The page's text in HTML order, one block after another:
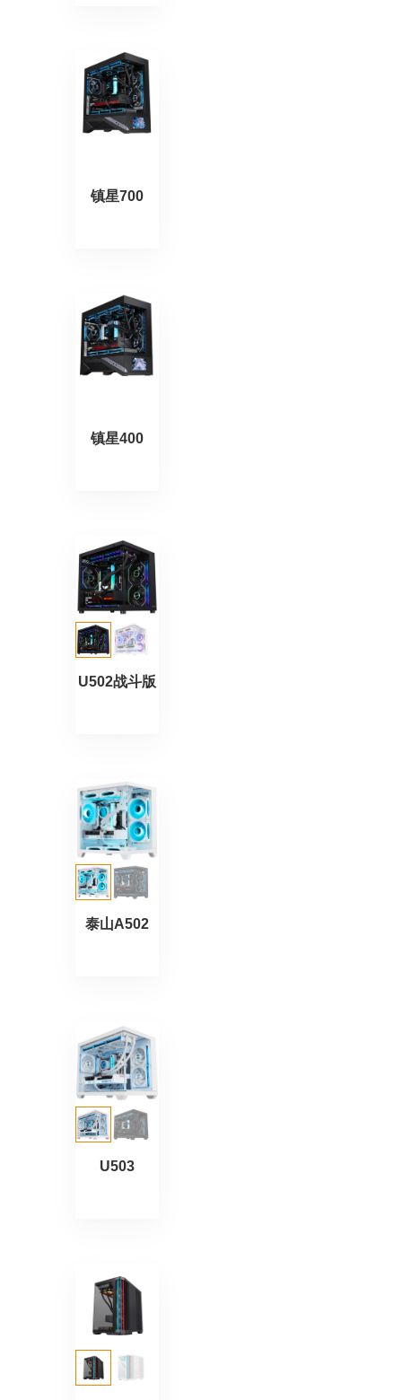
镇星700
镇星400
U502战斗版
泰山A502
U503